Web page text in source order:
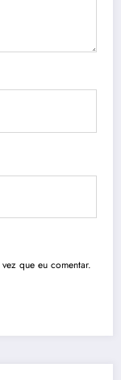
que eu comentar.